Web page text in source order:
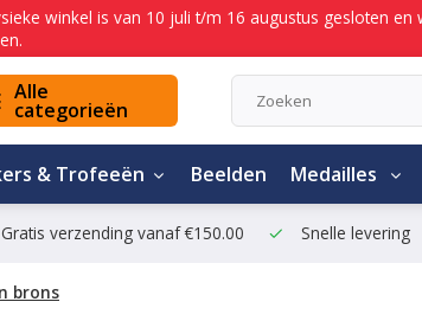
winkel is van 10 juli t/m 16 augustus gesloten
Alle
categorieën
& Trofeeën Beelden Medailles
Gratis verzending vanaf €150.00 Snelle levering
brons